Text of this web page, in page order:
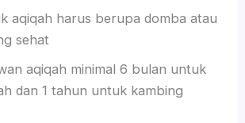
aqiqah harus berupa domba atau
sehat
aqiqah minimal 6 bulan untuk
dan 1 tahun untuk kambing